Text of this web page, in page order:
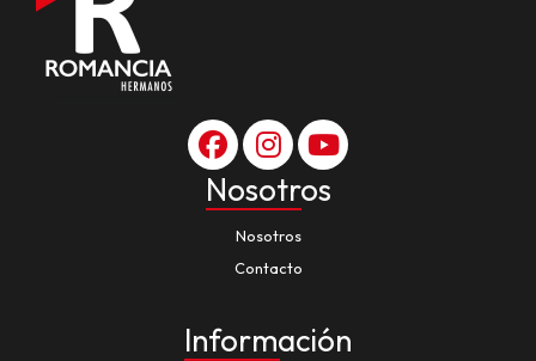
Nosotros
Nosotros
Contacto
Información